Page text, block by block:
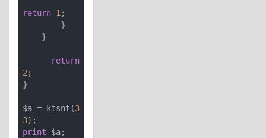
return 1;
return
2;
}
$a = ktsnt(3
3
print